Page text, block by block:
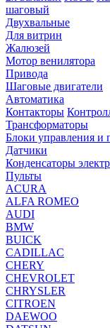
шаговый
Двухвальные
Для витрин
Жалюзей
Мотор венилятора
Привода
Шаговые двигатели
Автоматика
Контакторы
Трансформаторы
Блоки управления и
Датчики
Конденсаторы
Пульты
ACURA
ALFA ROMEO
AUDI
BMW
BUICK
CADILLAC
CHERY
CHEVROLET
CHRYSLER
CITROEN
DAEWOO